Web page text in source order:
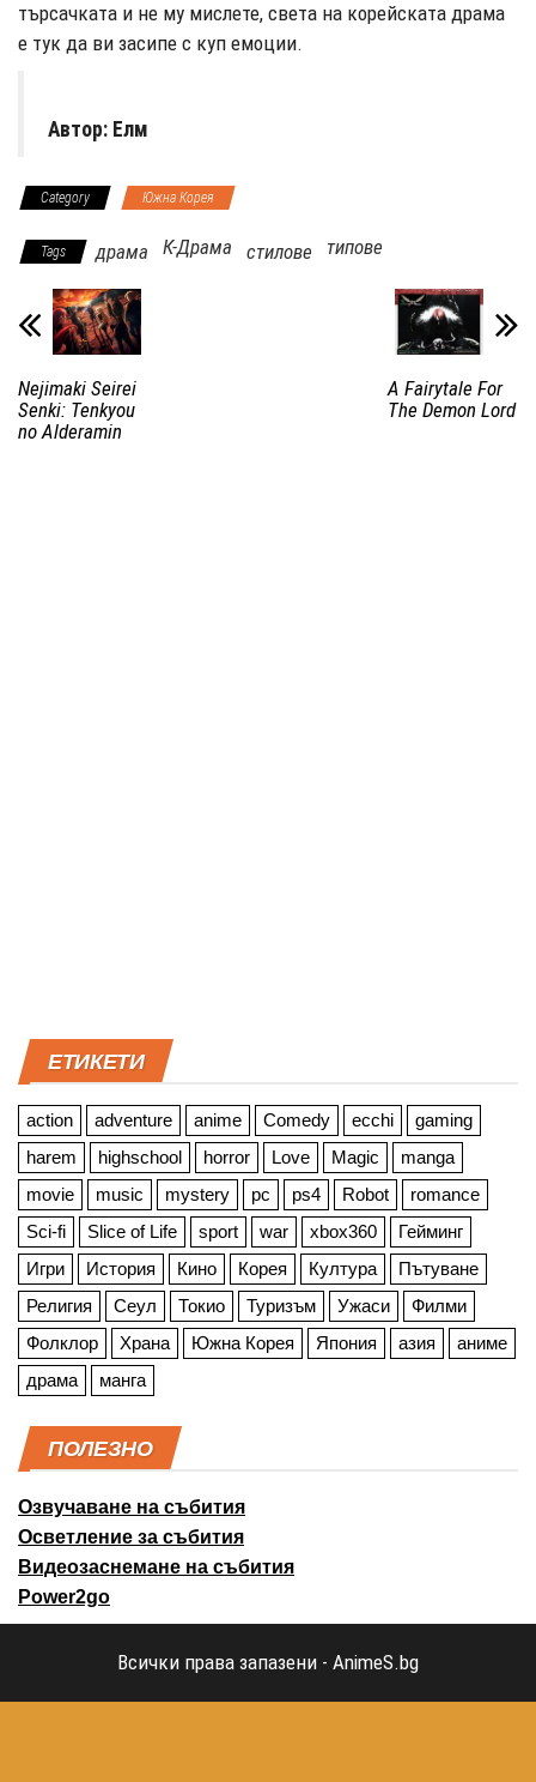
търсачката и не му мислете, света на корейската драма
е тук да ви засипе с куп емоции.
Автор: Елм
Category Южна Корея
Tags драма К-Драма стилове типове
Nejimaki Seirei
Senki: Tenkyou
no Alderamin
A Fairytale For
The Demon Lord
ЕТИКЕТИ
action adventure anime Comedy ecchi
gaming
harem
highschool horror Love Magic
manga
movie
music mystery pc ps4 Robot
romance
Sci-fi
Slice of Life sport war xbox360
Гейминг
Игри
История Кино Корея Култура
Пътуване
Религия
Сеул Токио Туризъм Ужаси
Филми
Фолклор
Храна Южна Корея Япония азия
аниме
драма
манга
ПОЛЕЗНО
Озвучаване на събития
Осветление за събития
Видеозаснемане на събития
Power2go
Всички права запазени - AnimeS.bg